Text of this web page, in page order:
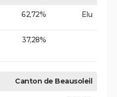
62,72% Elu
37,28%
Canton de Beausoleil